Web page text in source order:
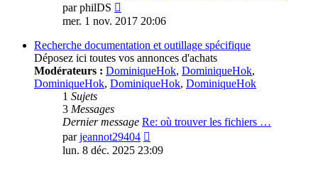
parphilDS
le
message
mer. 1 nov. 2017 20:06
Recherche documentation et outillage spécifique
Déposez ici toutes vos annonces d'achats
Modérateurs : DominiqueHok, DominiqueHok,
DominiqueHok, DominiqueHok, DominiqueHok
1 Sujets
3 Messages
Dernier message Re: où trouver les fichiers …
parjeannot29404
le
lun. 8 déc. 2025 23:09